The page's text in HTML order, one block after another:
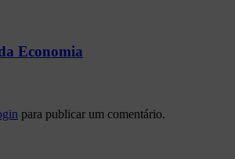
Economia
para publicar um comentário.